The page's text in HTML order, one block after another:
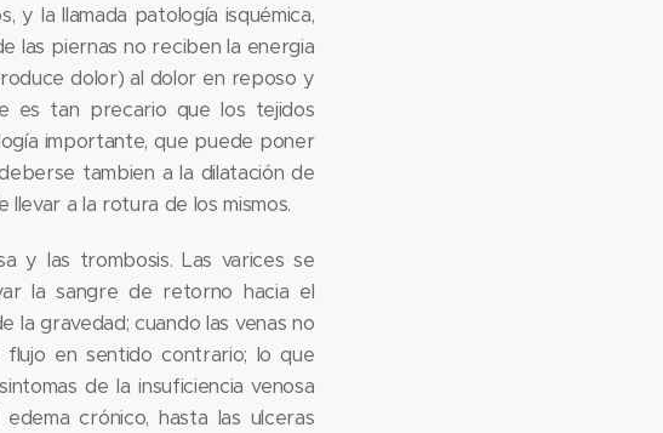
y la llamada patología isquémica,
las piernas no reciben la energia
dolor) al dolor en reposo y
es tan precario que los tejidos
importante, que puede poner
tambien a la dilatación de
llevar a la rotura de los mismos.
y las trombosis. Las varices se
la sangre de retorno hacia el
la gravedad; cuando las venas no
en sentido contrario; lo que
de la insuficiencia venosa
crónico, hasta las ulceras